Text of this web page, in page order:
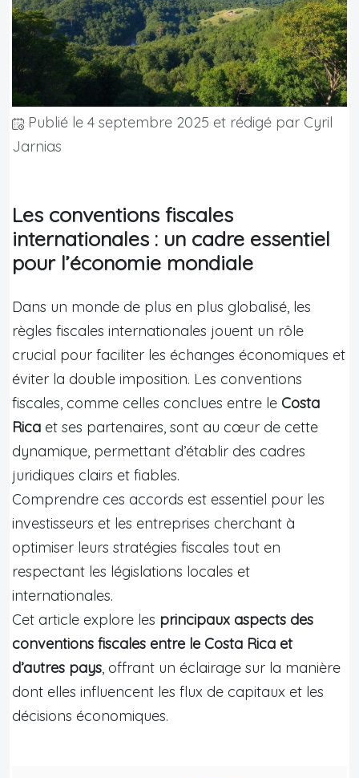
Publié le 4 septembre 2025 et rédigé par Cyril
Jarnias
Les conventions fiscales
internationales : un cadre essentiel
pour l’économie mondiale
Dans un monde de plus en plus globalisé, les
règles fiscales internationales jouent un rôle
crucial pour faciliter les échanges économiques et
éviter la double imposition. Les conventions
fiscales, comme celles conclues entre le Costa
Rica et ses partenaires, sont au cœur de cette
dynamique, permettant d’établir des cadres
juridiques clairs et fiables.
Comprendre ces accords est essentiel pour les
investisseurs et les entreprises cherchant à
optimiser leurs stratégies fiscales tout en
respectant les législations locales et
internationales.
Cet article explore les principaux aspects des
conventions fiscales entre le Costa Rica et
d’autres pays, offrant un éclairage sur la manière
dont elles influencent les flux de capitaux et les
décisions économiques.